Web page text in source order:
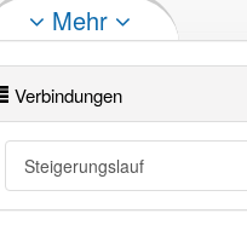
Steigerung
Steigerung
Steigerung
Steigerung
Mehr
Verbindungen
Steigerungslauf